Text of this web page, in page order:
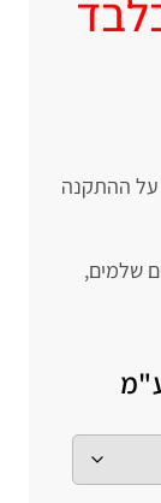
על ההתקנה
שלמים,